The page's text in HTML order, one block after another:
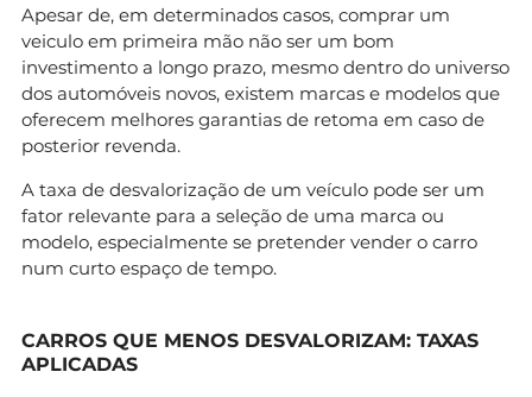
Apesar de, em determinados casos, comprar um
veiculo em primeira mão não ser um bom
investimento a longo prazo, mesmo dentro do universo
dos automóveis novos, existem marcas e modelos que
oferecem melhores garantias de retoma em caso de
posterior revenda.
A taxa de desvalorização de um veículo pode ser um
fator relevante para a seleção de uma marca ou
modelo, especialmente se pretender vender o carro
num curto espaço de tempo.
CARROS QUE MENOS DESVALORIZAM: TAXAS
APLICADAS